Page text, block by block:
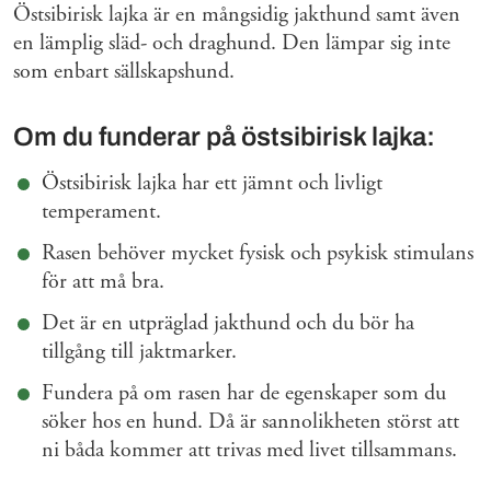
Östsibirisk lajka är en mångsidig jakthund samt även
en lämplig släd- och draghund. Den lämpar sig inte
som enbart sällskapshund.
Om du funderar på östsibirisk lajka:
Östsibirisk lajka har ett jämnt och livligt
temperament.
Rasen behöver mycket fysisk och psykisk stimulans
för att må bra.
Det är en utpräglad jakthund och du bör ha
tillgång till jaktmarker.
Fundera på om rasen har de egenskaper som du
söker hos en hund. Då är sannolikheten störst att
ni båda kommer att trivas med livet tillsammans.